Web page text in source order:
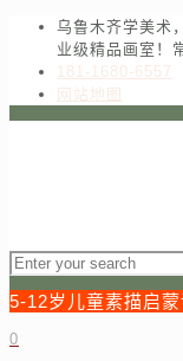
乌鲁木齐学美术
业级精品画室！
181-1680-6557
网站地图
5-12岁儿童素描启
0